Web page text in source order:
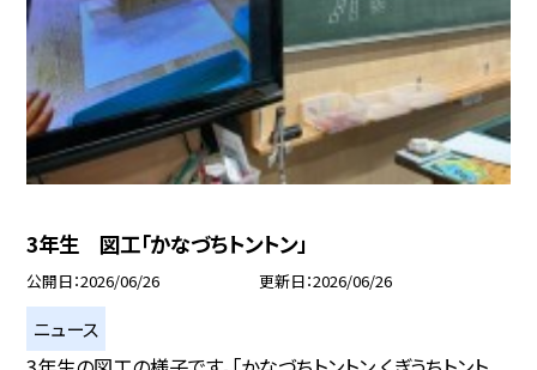
3年生 図工「かなづちトントン」
公開日 2026/06/26 更新日 2026/06/26
ニュース